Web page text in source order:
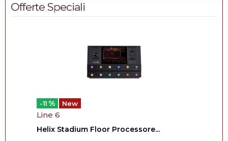
Offerte Speciali
-11 % New
Line 6
Helix Stadium Floor Processore...